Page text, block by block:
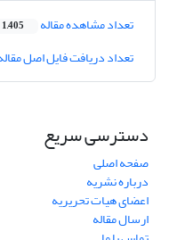
تعداد مشاهده مقاله 1,405
تعداد دریافت فایل اصل
دسترسی سریع
صفحه اصلی
درباره نشریه
اعضای هیات تحریریه
ارسال مقاله